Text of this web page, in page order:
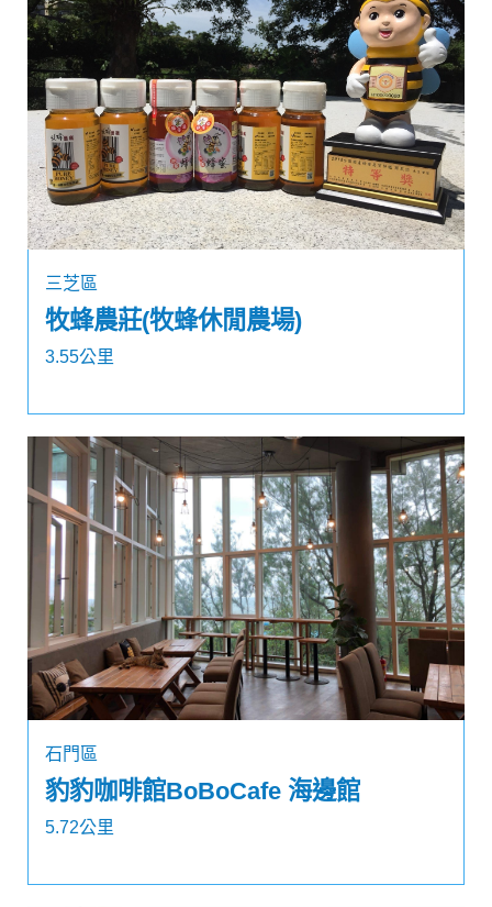
三芝區
牧蜂農莊(牧蜂休閒農場)
3.55公里
石門區
豹豹咖啡館BoBoCafe 海邊館
5.72公里